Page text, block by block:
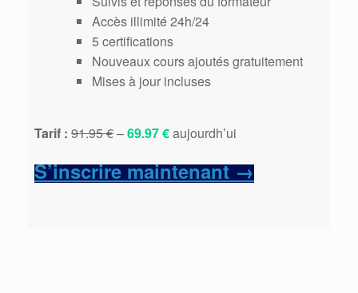
Accès illimité 24h/24
5 certifications
Nouveaux cours ajoutés gratuitement
Mises à jour incluses
Tarif : 91.95 €–69.97 €aujourdh’ui
S’inscrire maintenant →